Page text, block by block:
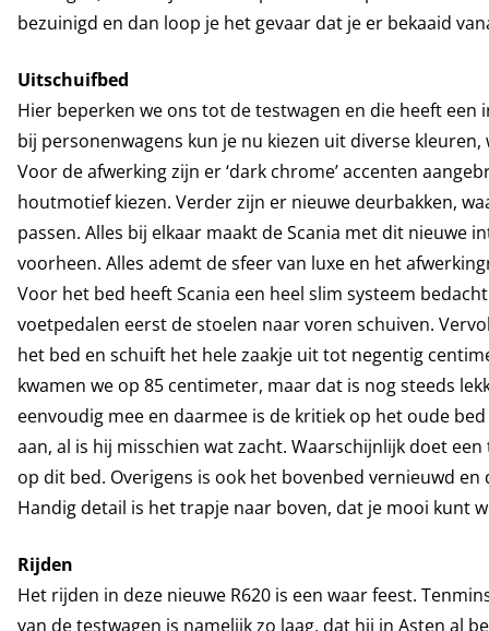
bezuinigd en dan loop je het gevaar dat je er bekaaid
Uitschuifbed
Hier beperken we ons tot de testwagen en die heeft
bij personenwagens kun je nu kiezen uit diverse
Voor de afwerking zijn er ‘dark chrome’ accenten
houtmotief kiezen. Verder zijn er nieuwe deurbakken,
passen. Alles bij elkaar maakt de Scania met dit nieuwe
voorheen. Alles ademt de sfeer van luxe en het
Voor het bed heeft Scania een heel slim systeem
voetpedalen eerst de stoelen naar voren schuiven.
het bed en schuift het hele zaakje uit tot negentig
kwamen we op 85 centimeter, maar dat is nog steeds
eenvoudig mee en daarmee is de kritiek op het oude
aan, al is hij misschien wat zacht. Waarschijnlijk doet
op dit bed. Overigens is ook het bovenbed vernieuwd
Handig detail is het trapje naar boven, dat je mooi kunt
Rijden
Het rijden in deze nieuwe R620 is een waar feest.
van de testwagen is namelijk zo laag, dat hij in Asten al